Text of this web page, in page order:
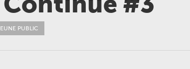
PUBLIC